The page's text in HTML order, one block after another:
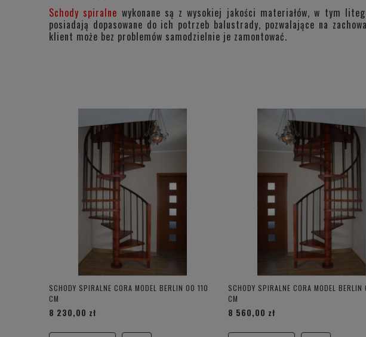
Schody spiralne wykonane są z wysokiej jakości materiałów, w tym
posiadają dopasowane do ich potrzeb balustrady, pozwalające na
klient może bez problemów samodzielnie je zamontować.
SCHODY SPIRALNE CORA MODEL BERLIN 00 110
CM
8 230,00 zł
SCHODY SPIRALNE CORA MODEL
CM
8 560,00 zł